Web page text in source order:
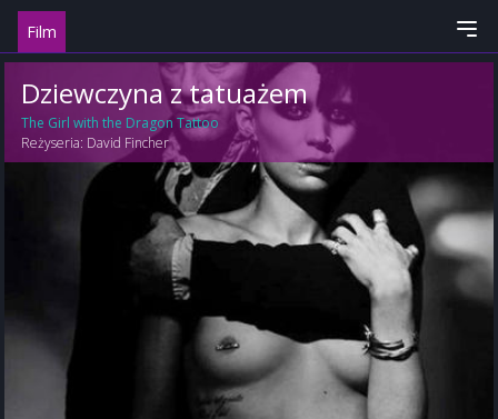
Film
Dziewczyna z tatuażem
The Girl with the Dragon Tattoo
Reżyseria: David Fincher